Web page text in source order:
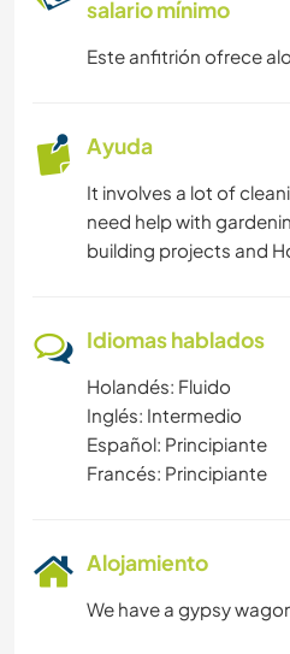
salario mínimo
Este anfitrión ofrece
Ayuda
It involves a lot of
need help with
building projects and
Idiomas hablados
Holandés: Fluido
Inglés: Intermedio
Español: Principiante
Francés: Principiante
Alojamiento
We have a gypsy